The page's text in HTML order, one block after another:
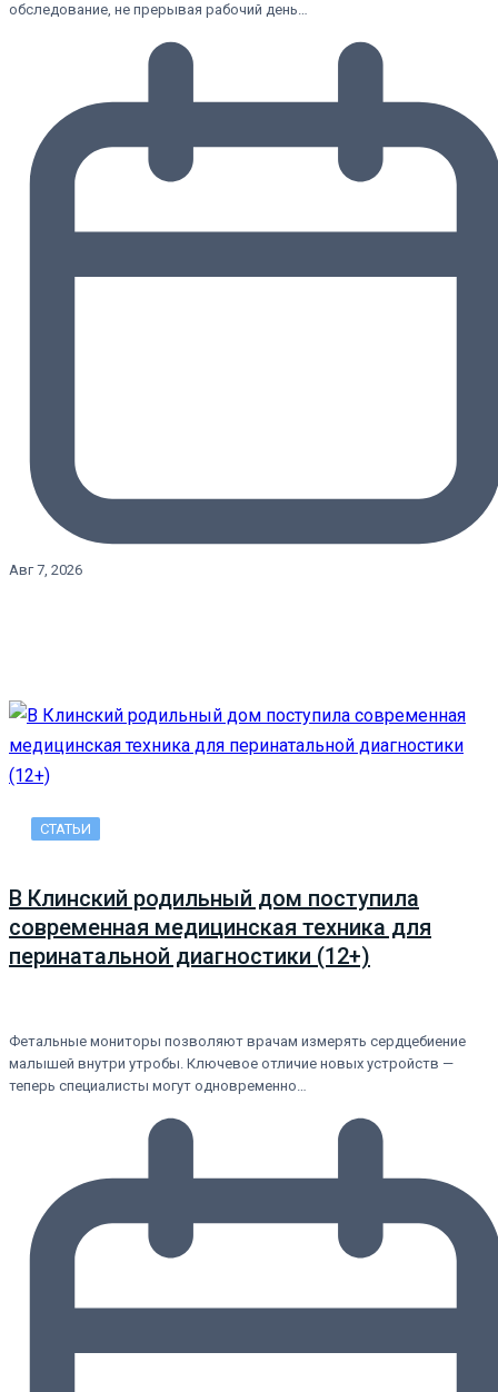
обследование, не прерывая рабочий день…
Авг 7, 2026
СТАТЬИ
В Клинский родильный дом поступила
современная медицинская техника для
перинатальной диагностики (12+)
Фетальные мониторы позволяют врачам измерять сердцебиение
малышей внутри утробы. Ключевое отличие новых устройств —
теперь специалисты могут одновременно…